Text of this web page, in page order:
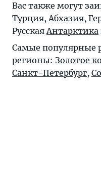
Вас также могут
Турция,Абхазия,
РусскаяАнтарктика
Самые популярные
регионы: Золотое
Санкт-Петербург,